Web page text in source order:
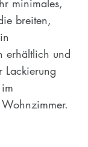
minimales,
breiten,
erhältlich und
Lackierung